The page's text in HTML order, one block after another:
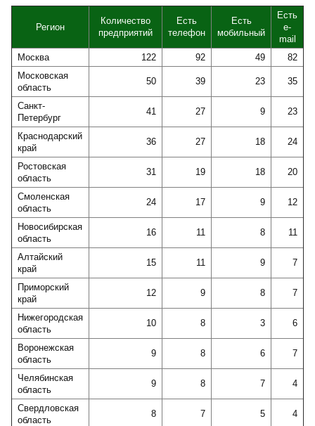
Регион
Количество
предприятий
Есть
телефон
Есть
мобильный
Есть
e-
mail
Москва
122 92 49
82
Московская
область
50 39 23 35
Санкт-
Петербург
41 27 9 23
Краснодарский
край
36 27 18 24
Ростовская
область
31 19 18 20
Смоленская
область
24 17 9 12
Новосибирская
область
16 11 8 11
Алтайский
край
15 11 9 7
Приморский
край
12 9 8 7
Нижегородская
область
10 8 3 6
Воронежская
область
9 8 6 7
Челябинская
область
9 8 7 4
Свердловская
область
8 7 5 4